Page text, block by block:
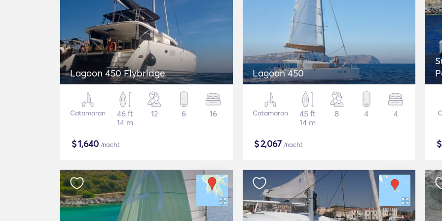
Lagoon 450 Flybridge
Catamaran
46 ft
14 m
12 6 16
$1,640 /nacht
Lagoon 450
Catamaran
45 ft
14 m
8 4 4
$2,067 /nacht